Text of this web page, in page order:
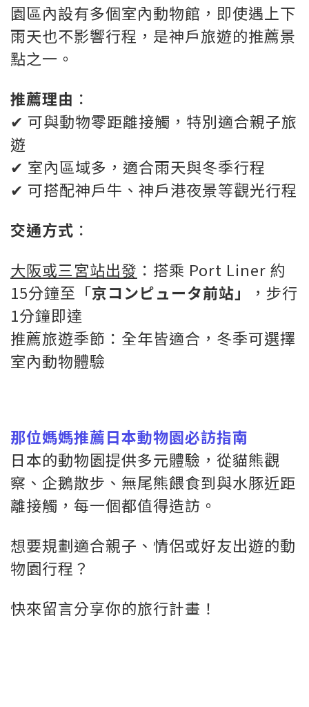
園區內設有多個室內動物館，即使遇上下
雨天也不影響行程，是神戶旅遊的推薦景
點之一。
推薦理由 ：
✔ 可與動物零距離接觸，特別適合親子旅
遊
✔ 室內區域多，適合雨天與冬季行程
✔ 可搭配神戶牛、神戶港夜景等觀光行程
交通方式 ：
大阪或三宮站出發 ：搭乘 Port Liner 約
15分鐘至「京コンピュータ前站」
，步行
1分鐘即達
推薦旅遊季節：全年皆適合，冬季可選擇
室內動物體驗
那位媽媽推薦日本動物園必訪指南
日本的動物園提供多元體驗，從貓熊觀
察、企鵝散步、無尾熊餵食到與水豚近距
離接觸，每一個都值得造訪。
想要規劃適合親子、情侶或好友出遊的動
物園行程？
快來留言分享你的旅行計畫！